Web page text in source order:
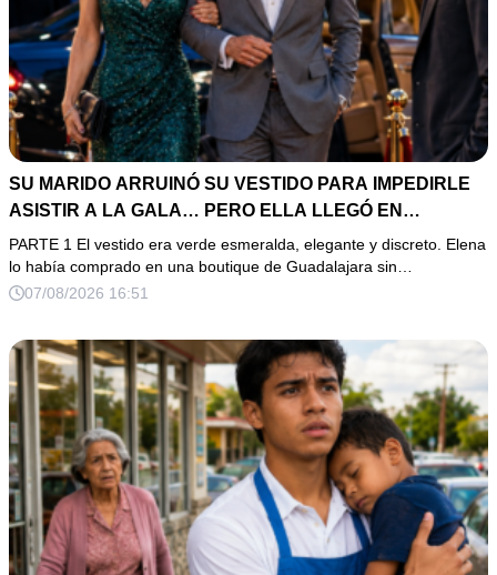
SU MARIDO ARRUINÓ SU VESTIDO PARA IMPEDIRLE
ASISTIR A LA GALA… PERO ELLA LLEGÓ EN
LIMUSINA COMO INVITADA DE HONOR DEL DUEÑO DE
LA EMPRESA
PARTE 1 El vestido era verde esmeralda, elegante y discreto. Elena
lo había comprado en una boutique de Guadalajara sin…
07/08/2026 16:51